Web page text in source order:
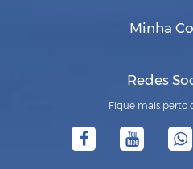
Minha
Redes
Fique mais perto